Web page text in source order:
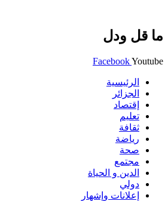
ما قل ودل
FacebookYoutube
الرئيسية
الجزائر
إقتصاد
تعليم
ثقافة
رياضة
صحة
مجتمع
الدين و الحياة
دولي
إعلانات وإشهار